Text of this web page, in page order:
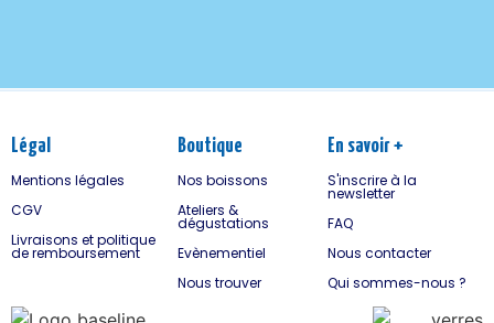
Légal
Mentions légales
CGV
Livraisons et politique
de remboursement
Boutique
Nos boissons
Ateliers &
dégustations
Evènementiel
Nous trouver
En savoir +
S'inscrire à la
newsletter
FAQ
Nous contacter
Qui sommes-nous ?